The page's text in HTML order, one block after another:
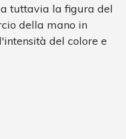
tuttavia la figura del
della mano in
del colore e